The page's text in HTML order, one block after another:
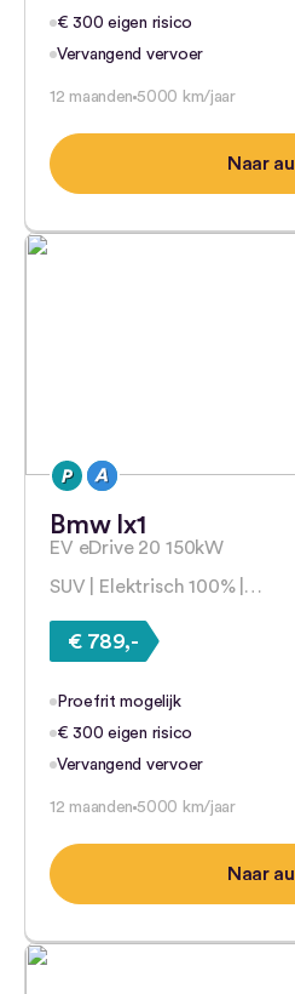
€ 300 eigen risico
Vervangend vervoer
12 maanden 5000 km/jaar
Naar
Bmw Ix1
EV eDrive 20 150kW
SUV | Elektrisch 100% |…
€ 789,-
Proefrit mogelijk
€ 300 eigen risico
Vervangend vervoer
12 maanden 5000 km/jaar
Naar